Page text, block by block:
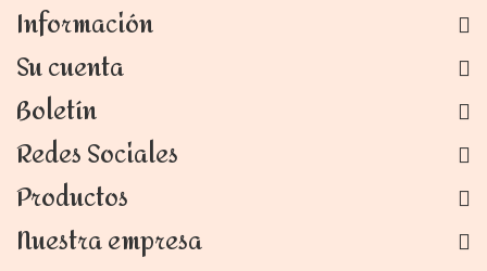
Información
Su cuenta
Boletín
Redes Sociales
Productos
Nuestra empresa